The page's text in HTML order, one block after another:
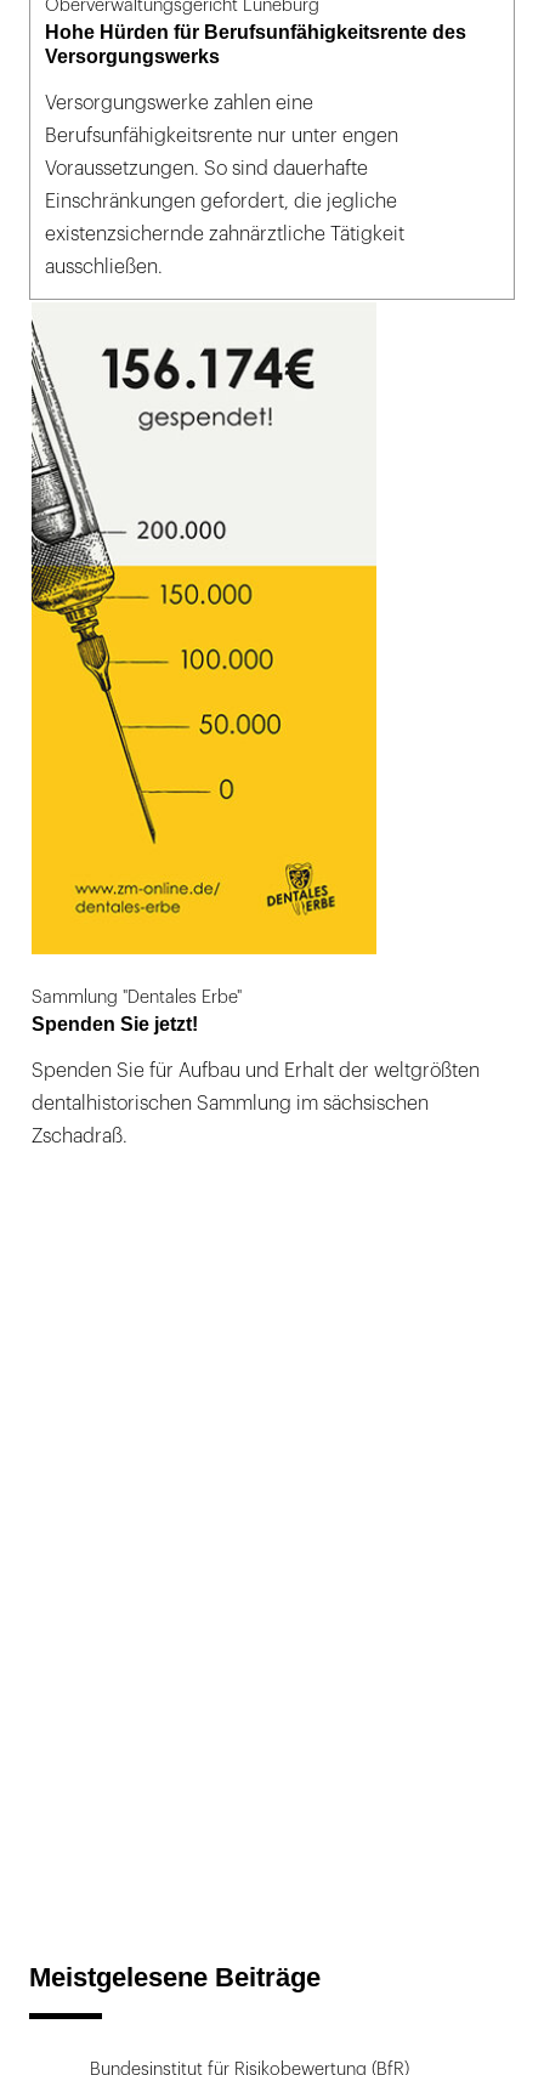
Oberverwaltungsgericht Lüneburg
Hohe Hürden für Berufsunfähigkeitsrente des
Versorgungswerks
Versorgungswerke zahlen eine
Berufsunfähigkeitsrente nur unter engen
Voraussetzungen. So sind dauerhafte
Einschränkungen gefordert, die jegliche
existenzsichernde zahnärztliche Tätigkeit
ausschließen.
Sammlung "Dentales Erbe"
Spenden Sie jetzt!
Spenden Sie für Aufbau und Erhalt der weltgrößten
dentalhistorischen Sammlung im sächsischen
Zschadraß.
Meistgelesene Beiträge
Bundesinstitut für Risikobewertung (BfR)